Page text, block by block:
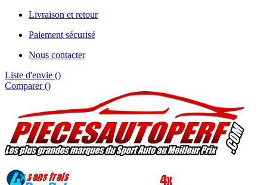
Livraison et retour
Paiement sécurisé
Nous contacter
Liste d'envie ()
Comparer ()